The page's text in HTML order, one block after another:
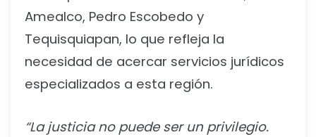
Amealco, Pedro Escobedo y
Tequisquiapan, lo que refleja la
necesidad de acercar servicios jurídicos
especializados a esta región.
“La justicia no puede ser un privilegio.